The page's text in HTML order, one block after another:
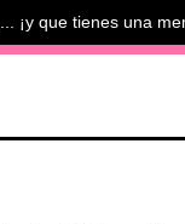
... ¡y que tienes una